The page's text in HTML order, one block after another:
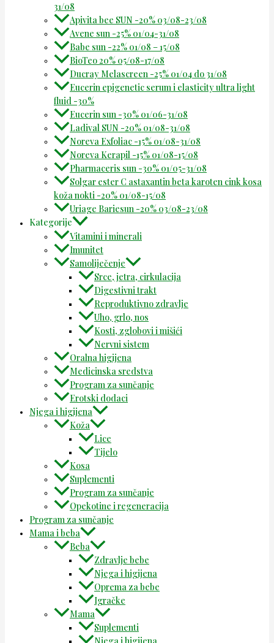
31/08
Apivita bee SUN -20% 03/08-23/08
Avene sun -25% 01/04-31/08
Babe sun -22% 01/08 – 15/08
BioTeo 20% 05/08-17/08
Ducray Melascreen -25% 01/04 do 31/08
Eucerin epigenetic serum i elasticity ultra light
fluid -30%
Eucerin sun -30% 01/06-31/08
Ladival SUN -20% 01/08-31/08
Noreva Exfoliac -15% 01/08-31/08
Noreva Kerapil -15% 01/08-15/08
Pharmaceris sun -30% 01/05-31/08
Solgar ester C astaxantin beta karoten cink kosa
koža nokti -20% 01/08-15/08
Uriage Bariesun -20% 03/08-23/08
Kategorije
Vitamini i minerali
Imunitet
Samoliječenje
Srce, jetra, cirkulacija
Digestivni trakt
Reproduktivno zdravlje
Uho, grlo, nos
Kosti, zglobovi i mišići
Nervni sistem
Oralna higijena
Medicinska sredstva
Program za sunčanje
Erotski dodaci
Njega i higijena
Koža
Lice
Tijelo
Kosa
Suplementi
Program za sunčanje
Opekotine i regeneracija
Program za sunčanje
Mama i beba
Beba
Zdravlje bebe
Njega i higijena
Oprema za bebe
Igračke
Mama
Suplementi